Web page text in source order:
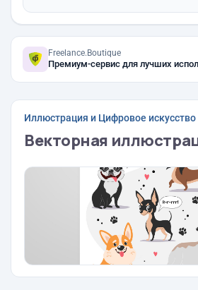
Freelance.Boutique
Премиум-сервис для лучших
Иллюстрация и Цифровое искусство
Векторная